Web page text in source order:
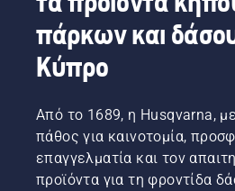
χρόνο
με το
χρόνο.
πάρκων και
Κύπρο
Από το 1689, η Husqvarna,
πάθος για καινοτομία,
επαγγελματία και τον
προϊόντα για τη φροντίδα